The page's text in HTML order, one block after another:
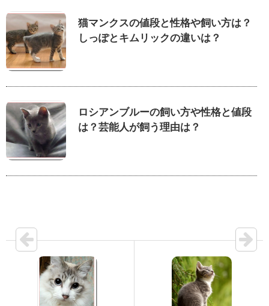
猫マンクスの値段と性格や飼い方は？
しっぽとキムリックの違いは？
ロシアンブルーの飼い方や性格と値段
は？芸能人が飼う理由は？